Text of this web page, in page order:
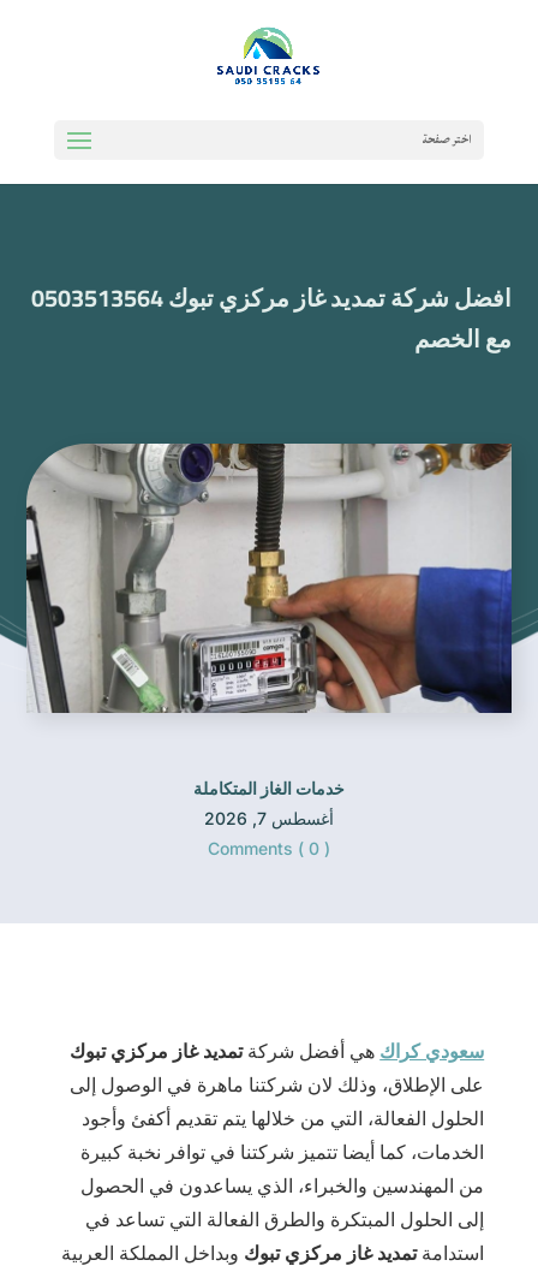
اختر صفحة
افضل شركة تمديد غاز مركزي تبوك 0503513564
مع الخصم
خدمات الغاز المتكاملة
أغسطس 7, 2026
Comments ( 0 )
سعودي كراك هي أفضل شركةتمديد غاز مركزي تبوك
على الإطلاق، وذلك لان شركتنا ماهرة في الوصول إلى
الحلول الفعالة، التي من خلالها يتم تقديم أكفئ وأجود
الخدمات، كما أيضا تتميز شركتنا في توافر نخبة كبيرة
من المهندسين والخبراء، الذي يساعدون في الحصول
إلى الحلول المبتكرة والطرق الفعالة التي تساعد في
استدامة تمديد غاز مركزي تبوك وبداخل المملكة العربية